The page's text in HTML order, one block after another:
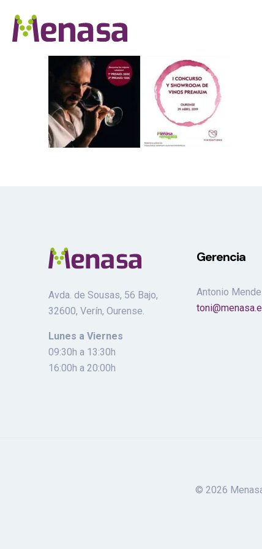
Avda. de Sousas, 56 Bajo,
32600, Verín, Ourense.
Lunes a Viernes
09:30h a 13:30h
16:00h a 20:00h
Gerencia
Antonio
© 2026